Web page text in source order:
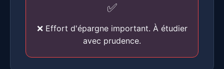
✅
❌ Effort d'épargne important. À étudier
avec prudence.